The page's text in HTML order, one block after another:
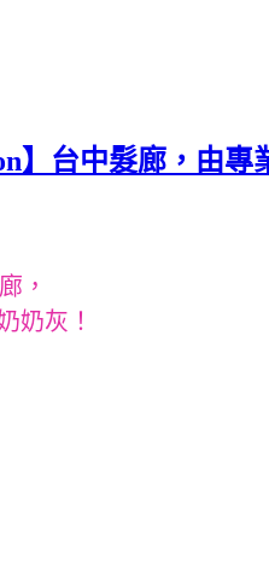
】台中髮廊，由
，
奶灰！